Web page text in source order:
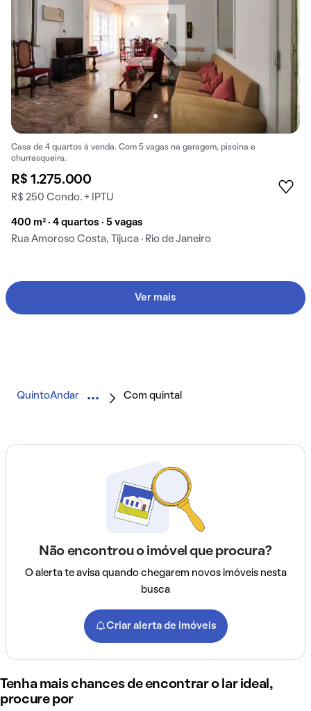
Casa de 4 quartos à venda. Com 5 vagas na garagem, piscina e
churrasqueira.
R$ 1.275.000
R$ 250 Condo. + IPTU
400 m² · 4 quartos · 5 vagas
Rua Amoroso Costa, Tijuca · Rio de Janeiro
Ver mais
QuintoAndar Com quintal
Não encontrou o imóvel que procura?
O alerta te avisa quando chegarem novos imóveis nesta
busca
Criar alerta de imóveis
Tenha mais chances de encontrar o lar ideal,
procure por